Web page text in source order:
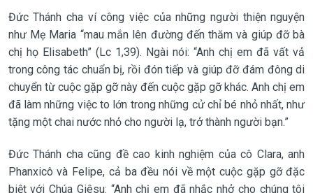
Đức Thánh cha ví công việc của những người thiện nguyện
như Mẹ Maria “mau mắn lên đường đến thăm và giúp đỡ bà
chị họ Elisabeth” (Lc 1,39). Ngài nói: “Anh chị em đã vất vả
trong công tác chuẩn bị, rồi đón tiếp và giúp đỡ đám đông di
chuyển từ cuộc gặp gỡ này đến cuộc gặp gỡ khác. Anh chị em
đã làm những việc to lớn trong những cử chỉ bé nhỏ nhất, như
tặng một chai nước nhỏ cho người lạ, trở thành người bạn.”
Đức Thánh cha cũng đề cao kinh nghiệm của cô Clara, anh
Phanxicô và Felipe, cả ba đều nói về một cuộc gặp gỡ đặc
biệt với Chúa Giêsu: “Anh chị em đã nhắc nhở cho chúng tôi